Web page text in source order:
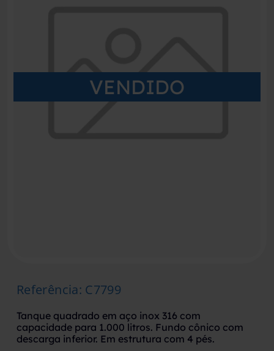
VENDIDO
Referência: C7799
Tanque quadrado em aço inox 316 com
capacidade para 1.000 litros. Fundo cônico com
descarga inferior. Em estrutura com 4 pés.